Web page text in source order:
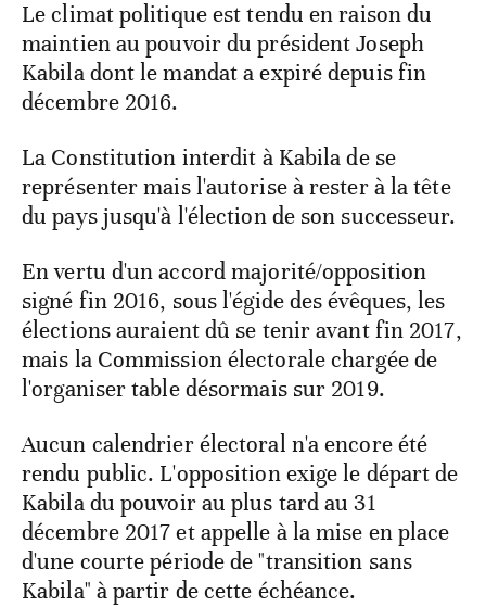
Le climat politique est tendu en raison du
maintien au pouvoir du président Joseph
Kabila dont le mandat a expiré depuis fin
décembre 2016.
La Constitution interdit à Kabila de se
représenter mais l'autorise à rester à la tête
du pays jusqu'à l'élection de son successeur.
En vertu d'un accord majorité/opposition
signé fin 2016, sous l'égide des évêques, les
élections auraient dû se tenir avant fin 2017,
mais la Commission électorale chargée de
l'organiser table désormais sur 2019.
Aucun calendrier électoral n'a encore été
rendu public. L'opposition exige le départ de
Kabila du pouvoir au plus tard au 31
décembre 2017 et appelle à la mise en place
d'une courte période de "transition sans
Kabila" à partir de cette échéance.